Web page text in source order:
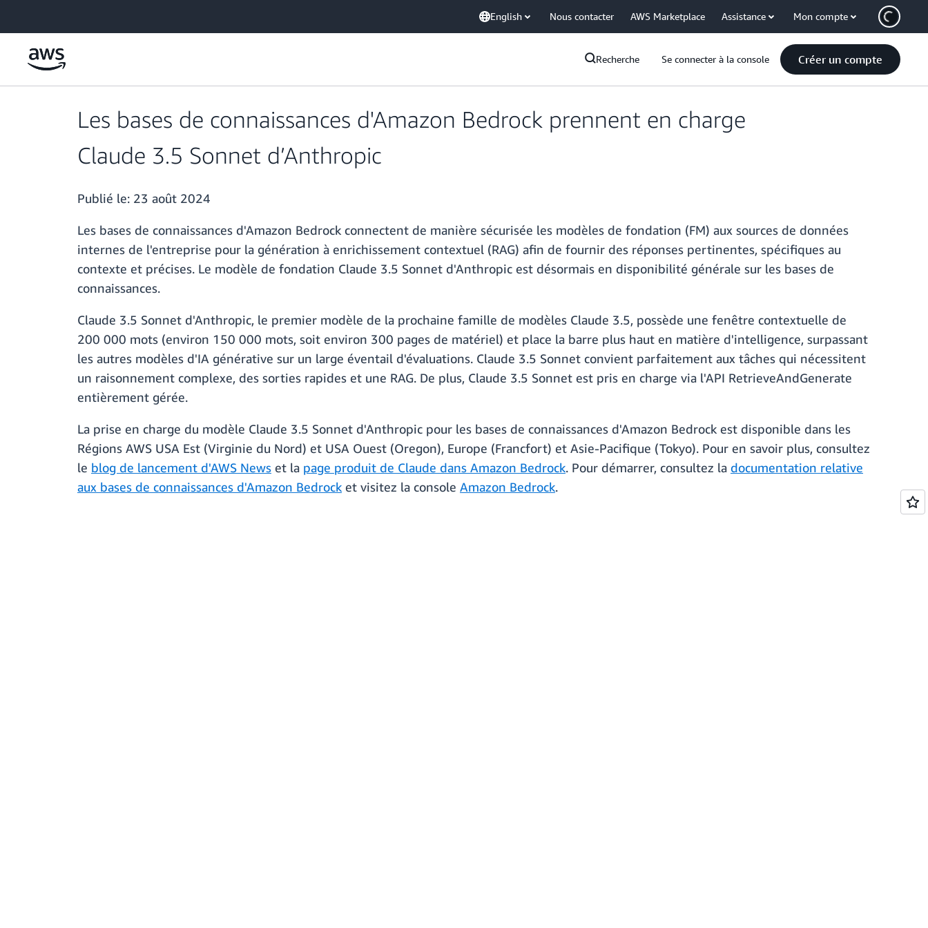
English Nous contacter AWS Marketplace Assistance Mon compte
Recherche Se connecter à la console Créer un compte
Les bases de connaissances d'Amazon Bedrock prennent en charge
Claude 3.5 Sonnet d’Anthropic
Publié le: 23 août 2024
Les bases de connaissances d'Amazon Bedrock connectent de manière sécurisée les modèles de fondation (FM) aux sources de données
internes de l'entreprise pour la génération à enrichissement contextuel (RAG) afin de fournir des réponses pertinentes, spécifiques au
contexte et précises. Le modèle de fondation Claude 3.5 Sonnet d'Anthropic est désormais en disponibilité générale sur les bases de
connaissances.
Claude 3.5 Sonnet d'Anthropic, le premier modèle de la prochaine famille de modèles Claude 3.5, possède une fenêtre contextuelle de
200 000 mots (environ 150 000 mots, soit environ 300 pages de matériel) et place la barre plus haut en matière d'intelligence, surpassant
les autres modèles d'IA générative sur un large éventail d'évaluations. Claude 3.5 Sonnet convient parfaitement aux tâches qui nécessitent
un raisonnement complexe, des sorties rapides et une RAG. De plus, Claude 3.5 Sonnet est pris en charge via l'API RetrieveAndGenerate
entièrement gérée.
La prise en charge du modèle Claude 3.5 Sonnet d'Anthropic pour les bases de connaissances d'Amazon Bedrock est disponible dans les
Régions AWS USA Est (Virginie du Nord) et USA Ouest (Oregon), Europe (Francfort) et Asie-Pacifique (Tokyo). Pour en savoir plus, consultez
le blog de lancement d'AWS News et la page produit de Claude dans Amazon Bedrock. Pour démarrer, consultez la documentation relative
aux bases de connaissances d'Amazon Bedrock et visitez la console Amazon Bedrock.